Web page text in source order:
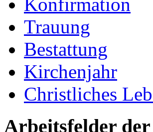
Trauung
Bestattung
Kirchenjahr
Christliches
Arbeitsfelder